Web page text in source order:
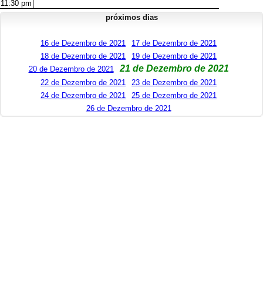
11:30 pm
próximos dias
16 de Dezembro de 2021
17 de Dezembro de 2021
18 de Dezembro de 2021
19 de Dezembro de 2021
20 de Dezembro de 2021
21 de Dezembro de 2021
22 de Dezembro de 2021
23 de Dezembro de 2021
24 de Dezembro de 2021
25 de Dezembro de 2021
26 de Dezembro de 2021